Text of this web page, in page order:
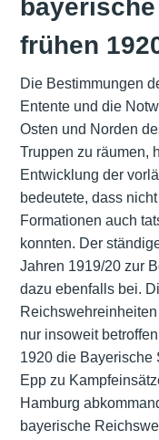
frühen
Die Bestimmungen
Entente und die
Osten und Norden
Truppen zu räumen,
Entwicklung der
bedeutete, dass
Formationen auch
konnten. Der
Jahren 1919/20 zur
dazu ebenfalls bei.
nur insoweit
1920 die Bayerische
Epp zu
Hamburg
bayerische